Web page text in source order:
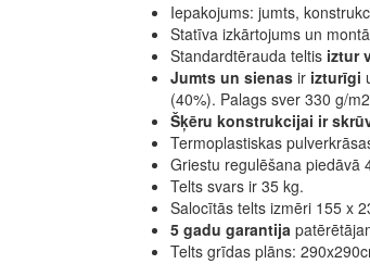
Iepakojums: jumts,
Statīva izkārtojums un
Standardtērauda teltis iztur
Jumts un sienas ir izturīgi
(40%). Palags sver 330 g/
Šķēru konstrukcijai ir
Termoplastiskas
Griestu regulēšana piedāvā
Telts svars ir 35 kg.
Salocītās telts izmēri 155 x
5 gadu garantija
Telts grīdas plāns: